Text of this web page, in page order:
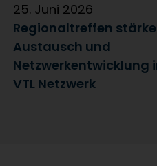
25. Juni 2026
Regionaltreffen
Austausch und
Netzwerkentwicklung
VTL Netzwerk